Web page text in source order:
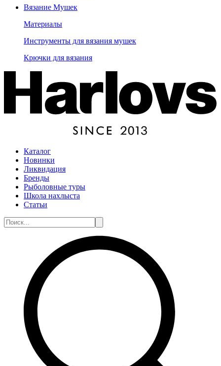
Вязание Мушек
Материалы
Инструменты для вязания мушек
Крючки для вязания
Каталог
Новинки
Ликвидация
Бренды
Рыболовные туры
Школа нахлыста
Статьи